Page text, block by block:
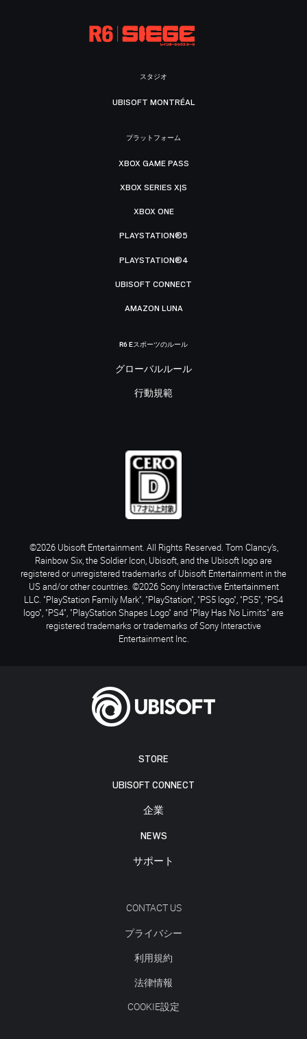
STORE
UBISOFT CONNECT
企業
NEWS
サポート
CONTACT US
プライバシー
利用規約
法律情報
COOKIE設定
スタジオ
UBISOFT MONTRÉAL
プラットフォーム
XBOX GAME PASS
XBOX SERIES X|S
XBOX ONE
PLAYSTATION®5
PLAYSTATION®4
UBISOFT CONNECT
AMAZON LUNA
R6 Eスポーツのルール
グローバルルール
行動規範
©2026 Ubisoft Entertainment. All Rights Reserved. Tom Clancy’s,
Rainbow Six, the Soldier Icon, Ubisoft, and the Ubisoft logo are
registered or unregistered trademarks of Ubisoft Entertainment in the
US and/or other countries. ©2026 Sony Interactive Entertainment
LLC. "PlayStation Family Mark", "PlayStation", "PS5 logo", "PS5", "PS4
logo", "PS4", "PlayStation Shapes Logo" and "Play Has No Limits" are
registered trademarks or trademarks of Sony Interactive
Entertainment Inc.